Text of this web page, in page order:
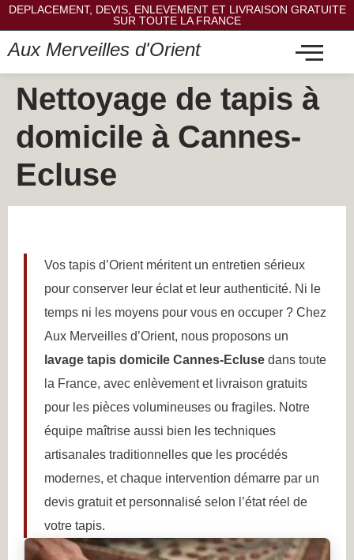
DEPLACEMENT, DEVIS, ENLEVEMENT ET LIVRAISON GRATUITE
SUR TOUTE LA FRANCE
Aux Merveilles d'Orient
Nettoyage de tapis à
domicile à Cannes-
Ecluse
Vos tapis d’Orient méritent un entretien sérieux
pour conserver leur éclat et leur authenticité. Ni le
temps ni les moyens pour vous en occuper ? Chez
Aux Merveilles d’Orient, nous proposons un
lavage tapis domicile Cannes-Ecluse dans toute
la France, avec enlèvement et livraison gratuits
pour les pièces volumineuses ou fragiles. Notre
équipe maîtrise aussi bien les techniques
artisanales traditionnelles que les procédés
modernes, et chaque intervention démarre par un
devis gratuit et personnalisé selon l’état réel de
votre tapis.